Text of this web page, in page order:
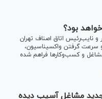
بود؟
و نایب‌رئیس اتاق اصناف تهران
گرفتن واکسیناسیون،
و کسب‌وکار‌ها فراهم شده
مشاغل آسیب دیده